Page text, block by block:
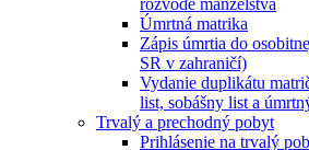
rozvode manželstva
Úmrtná matrika
Zápis úmrtia do
SR v zahraničí)
Vydanie duplikátu
list, sobášny list a
Trvalý a prechodný pobyt
Prihlásenie na trvalý